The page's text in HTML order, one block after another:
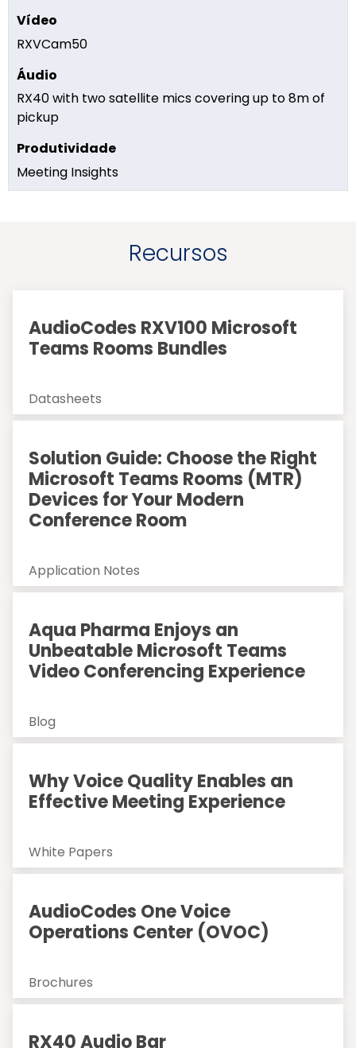
RXVCam50
RX40 with two satellite mics covering up to 8m of
pickup
Meeting Insights
Recursos
AudioCodes RXV100 Microsoft
Teams Rooms Bundles
Datasheets
Solution Guide: Choose the Right
Microsoft Teams Rooms (MTR)
Devices for Your Modern
Conference Room
Application Notes
Aqua Pharma Enjoys an
Unbeatable Microsoft Teams
Video Conferencing Experience
Blog
Why Voice Quality Enables an
Effective Meeting Experience
White Papers
AudioCodes One Voice
Operations Center (OVOC)
Brochures
RX40 Audio Bar